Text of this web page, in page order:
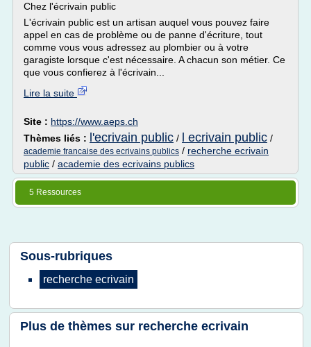
Chez l'écrivain public
L'écrivain public est un artisan auquel vous pouvez faire
appel en cas de problème ou de panne d'écriture, tout
comme vous vous adressez au plombier ou à votre
garagiste lorsque c'est nécessaire. A chacun son métier. Ce
que vous confierez à l'écrivain...
Lire la suite
Site : https://www.aeps.ch
Thèmes liés :
l'ecrivain public / l ecrivain public /
academie francaise des ecrivains publics / recherche ecrivain
public / academie des ecrivains publics
5 Ressources
Sous-rubriques
recherche ecrivain
Plus de thèmes sur recherche ecrivain